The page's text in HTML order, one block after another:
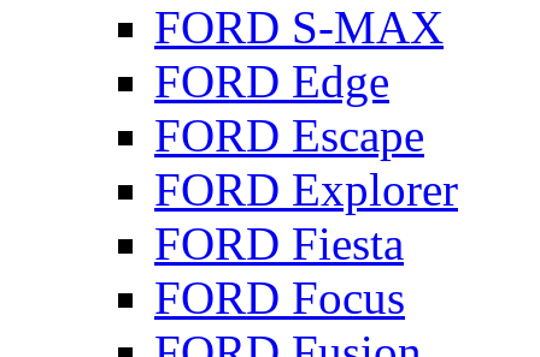
FORD S-MAX
FORD Edge
FORD Escape
FORD Explorer
FORD Fiesta
FORD Focus